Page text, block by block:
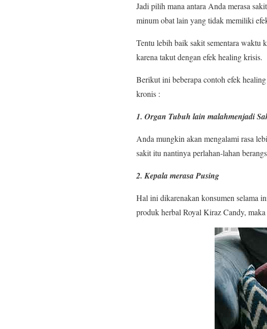
Jadi pilih mana antara Anda merasa
minum obat lain yang tidak memiliki
Tentu lebih baik sakit sementara waktu
karena takut dengan efek healing krisis.
Berikut ini beberapa contoh efek
kronis :
1. Organ Tubuh lain malahmenjadi
Anda mungkin akan mengalami rasa
sakit itu nantinya perlahan-lahan
2. Kepala merasa Pusing
Hal ini dikarenakan konsumen selama
produk herbal Royal Kiraz Candy,